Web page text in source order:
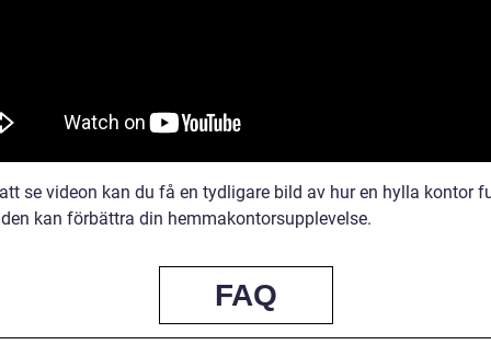
se videon kan du få en tydligare bild av hur en hylla kontor
kan förbättra din hemmakontorsupplevelse.
FAQ